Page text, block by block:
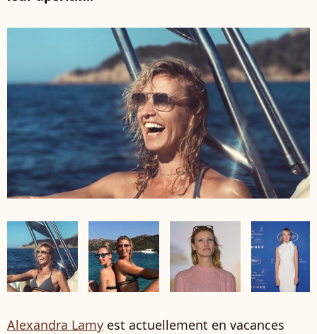
Alexandra Lamy est actuellement en vacances